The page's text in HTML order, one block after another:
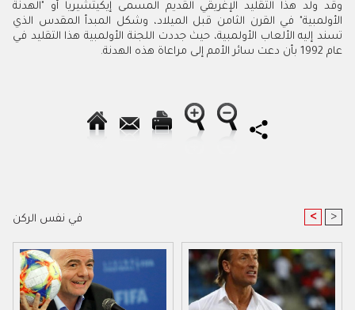
وقد ولد هذا التقليد الإغريقي القديم المسمى إيكيتشيريا أو "الهدنة
الأولمبية" في القرن الثامن قبل الميلاد، وشكل المبدأ المقدس الذي
تسند إليه الألعاب الأولمبية، حيث جددت اللجنة الأولمبية هذا التقليد في
عام 1992 بأن دعت سائر الأمم إلى مراعاة هذه الهدنة.
في نفس الركن < >